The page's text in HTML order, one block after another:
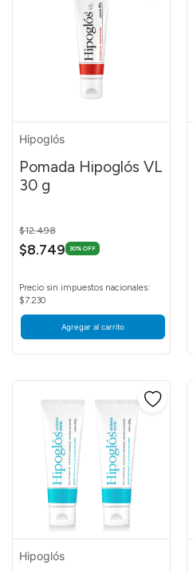
Hipoglós
Pomada Hipoglós VL
30 g
Price reduced from
$12.498
$8.749 30% OFF
Precio sin impuestos nacionales:
$7.230
Agregar al carrito
Hipoglós